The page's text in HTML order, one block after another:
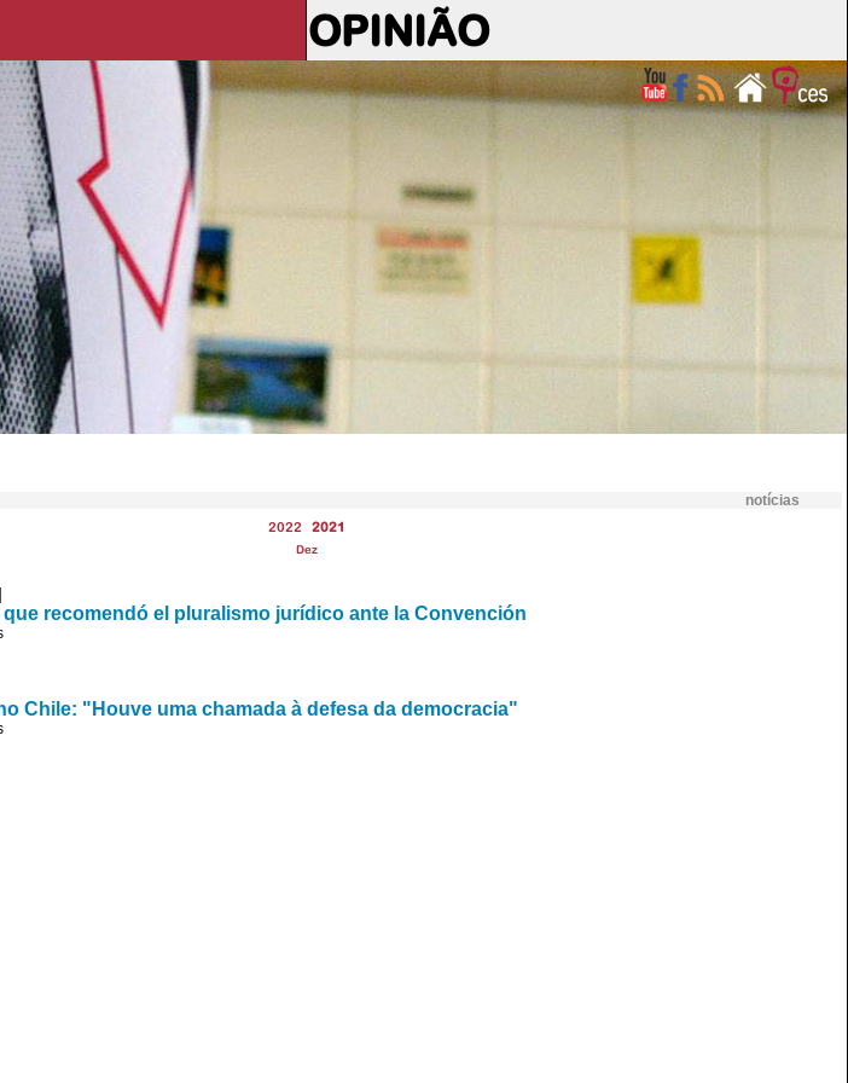
OPINIÃO
notícias
2022 2021
Dez
recomendó el pluralismo jurídico ante la Convención
Chile: "Houve uma chamada à defesa da democracia"